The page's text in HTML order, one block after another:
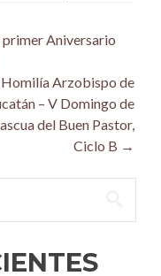
primer Aniversario
Homilía Arzobispo de
– V Domingo de
del Buen Pastor,
Ciclo B →